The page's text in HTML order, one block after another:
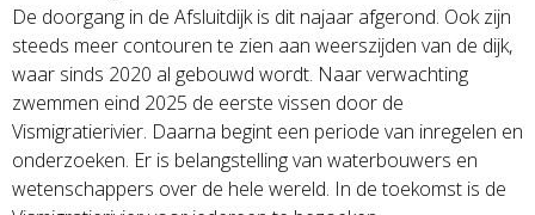
De doorgang in de Afsluitdijk is dit najaar afgerond. Ook zijn
steeds meer contouren te zien aan weerszijden van de dijk,
waar sinds 2020 al gebouwd wordt. Naar verwachting
zwemmen eind 2025 de eerste vissen door de
Vismigratierivier. Daarna begint een periode van inregelen en
onderzoeken. Er is belangstelling van waterbouwers en
wetenschappers over de hele wereld. In de toekomst is de